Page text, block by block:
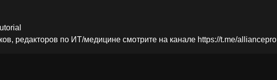
редакторов по ИТ/медицине смотрите на канале https://t.me/alliancepro